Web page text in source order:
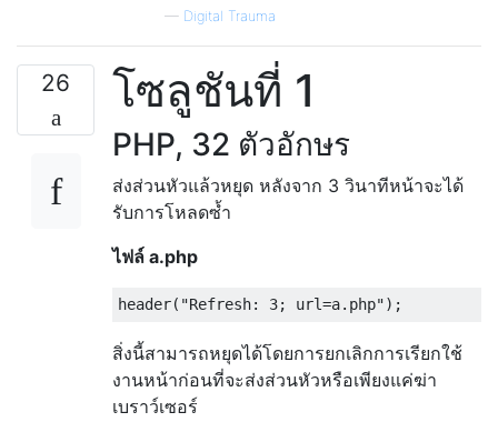
— Digital Trauma
26 โซลูชันที่ 1
PHP, 32 ตัวอักษร
ส่งส่วนหัวแล้วหยุด หลังจาก 3 วินาทีหน้าจะได้
รับการโหลดซ้ำ
ไฟล์ a.php
สิ่งนี้สามารถหยุดได้โดยการยกเลิกการเรียกใช้
งานหน้าก่อนที่จะส่งส่วนหัวหรือเพียงแค่ฆ่า
เบราว์เซอร์